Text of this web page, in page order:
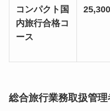
コンパクト国
内旅行合格コ
ース
総合旅行業務取扱管理